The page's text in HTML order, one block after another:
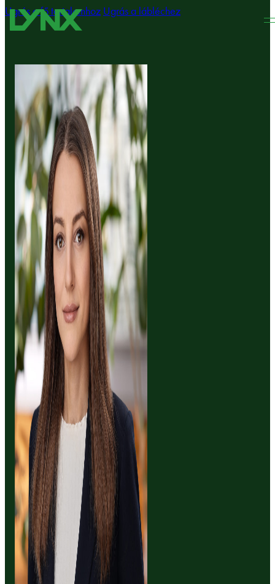
Ugrás a fő tartalomhoz Ugrás a lábléchez